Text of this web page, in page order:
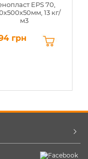
EPS 70,
13 кг/
м3
грн